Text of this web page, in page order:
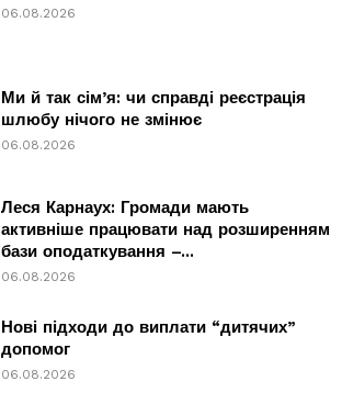
06.08.2026
Ми й так сім’я: чи справді реєстрація
шлюбу нічого не змінює
06.08.2026
Леся Карнаух: Громади мають
активніше працювати над розширенням
бази оподаткування –...
06.08.2026
Нові підходи до виплати “дитячих”
допомог
06.08.2026